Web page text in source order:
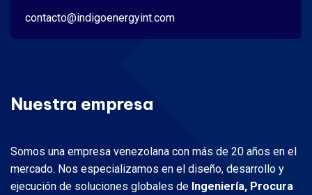
contacto@indigoenergyint.com
Nuestra empresa
Somos una empresa venezolana con más de 20 años en el
mercado. Nos especializamos en el diseño, desarrollo y
ejecución de soluciones globales de Ingeniería, Procura